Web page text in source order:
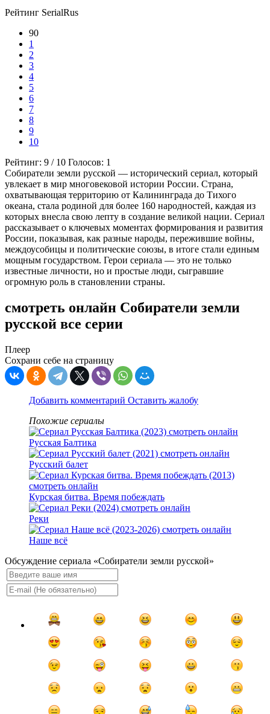
Рейтинг SerialRus
90
1
2
3
4
5
6
7
8
9
10
Рейтинг: 9 / 10 Голосов: 1
Собиратели земли русской — исторический сериал, который
увлекает в мир многовековой истории России. Страна,
охватывающая территорию от Калининграда до Тихого
океана, стала родиной для более 160 народностей, каждая из
которых внесла свою лепту в создание великой нации. Сериал
рассказывает о ключевых моментах формирования и развития
России, показывая, как разные народы, пережившие войны,
междоусобицы и политические союзы, в итоге стали единым
мощным государством. Герои сериала — это не только
известные личности, но и простые люди, сыгравшие
огромную роль в становлении страны.
смотреть онлайн Собиратели земли
русской все серии
Плеер
Сохрани себе на страницу
Добавить комментарий Оставить жалобу
Похожие сериалы
Русская Балтика
Русский балет
Курская битва. Время побеждать
Реки
Наше всё
Обсуждение сериала «Собиратели земли русской»